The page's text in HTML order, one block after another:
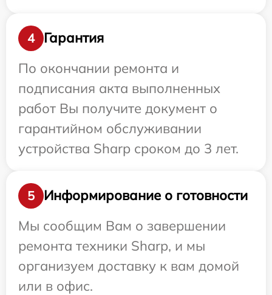
4
Гарантия
По окончании ремонта и
подписания акта выполненных
работ Вы получите документ о
гарантийном обслуживании
устройства Sharp сроком до 3 лет.
5
Информирование о готовности
Мы сообщим Вам о завершении
ремонта техники Sharp, и мы
организуем доставку к вам домой
или в офис.